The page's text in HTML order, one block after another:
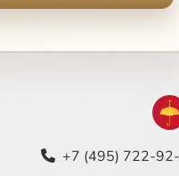
6:44
8:39
+7 (495) 722-